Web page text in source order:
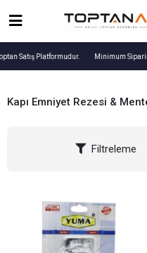
Satış Platformudur. Minimum
Kapı Emniyet Rezesi &
Filtreleme